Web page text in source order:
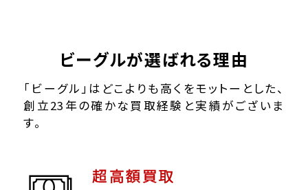
ビーグルが選ばれる理由
「ビーグル」はどこよりも高くをモットーとした、
創立23年の確かな買取経験と実績がございま
す。
超高額買取